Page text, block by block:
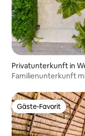
Privatunterkunft in
Familienunterkunft
Gäste-Favorit
Gäste-Favorit